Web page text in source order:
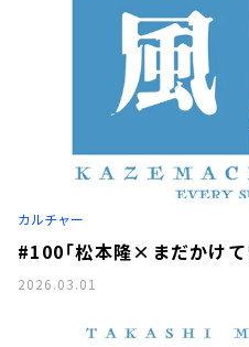
カルチャー
#100「松本隆×まだかけ
2026.03.01